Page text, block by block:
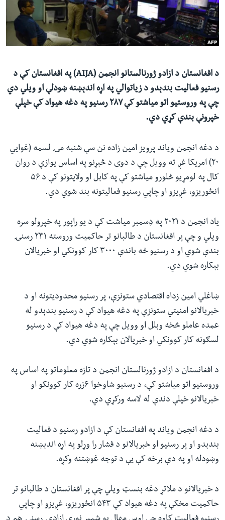
شئ
لټون
ځای
له مونږ سره په تماس کې پاتې شئ
ژبې
د افغانستان د ازادو ژورنالستانو انجمن (AIJA) په افغانستان کې د
رسنیو فعالیت بندېدو د زیاتوالي په اړه اندېښنه ښودلې او ویلي دي
چې په وروستیو اتو میاشتو کې ۲۸۷ رسنیو په دغه هیواد کې خپلې
خپرونې بندې کړي دي.
د دغه انجمن ویاند پرویز امین زاده نن سې شنبه مۍ لسمه (غوايي
۲۰) امریکا غږ ته وویل چې د دوی د څېړنو په اساس یوازې د روان
کال په لومړیو څلورو میاشتو کې په کابل او ولایتونو کې د ۵۶
انځوریزو، غږیزو او چاپي رسنیو فعالیتونه بند شوي دي.
یاد انجمن د ۲۰۲۱ په ډسمبر میاشت کې د یو راپور په خپرولو سره
ویلي و چې پر افغانستان د طالبانو تر حاکمیت وروسته ۲۳۱ رسنۍ
بندې شوي او د رسنیو څه باندې ۳۰۰۰ کار کوونکي او خبریالان
بېکاره شوي دي.
ښاغلي امین زداه اقتصادي ستونزې، پر رسنیو محدودیتونه او د
خبریالانو امنیتي ستونزې په دغه هیواد کې د رسنیو بندېدو له
عمده عاملو څخه وبلل او وویل چې په دغه هیواد کې د رسنیو
لسګونه کار کوونکي او خبریالان بېکاره شوي دي.
د افغانستان د ازادو ژورنالستان انجمن د تازه معلوماتو په اساس په
وروستیو اتو میاشتو کې، د رسنیو شاوخوا ۶زره کار کوونکو او
خبریالانو خپلې دندې له لاسه ورکړي دي.
د دغه انجمن ویاند په افغانستان کې د ازادو رسنیو د فعالیت
بندېدو او پر رسنیو او خبریالانو د فشار را وړلو په اړه اندېښنه
وښودله او په دې برخه کې یې د توجه غوښتنه وکړه.
د خبریالانو د ملاتړ دغه بنسټ ویلي چې پر افغانستان د طالبانو تر
حاکمیت مخکې په دغه هیواد کې ۵۴۳ انځوریزو، غږیزو او چاپي